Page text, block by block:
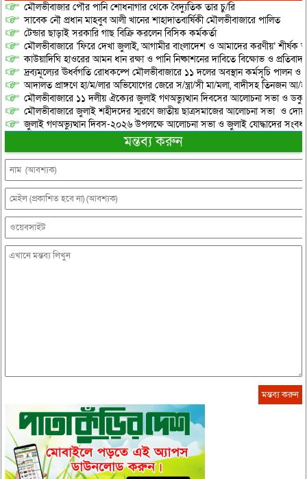
মৌলভীবাজার পৌর পানি শোধনাগার থেকে বৈদ্যুতিক তার চু/রি
সাবেক নৌ প্রধান মাহবুব আলী খানের শাহাদাতবার্ষিকী মৌলভীবাজারে পালিত
টেন্ডার ছাড়াই সরকারি গাছ বিক্রি করলেন বিসিক কর্মকর্তা
মৌলভীবাজারে ‘ফিরে দেখা জুলাই, আগামীর বাংলাদেশ ও আমাদের করণীয়’ শীর্ষক
কাউয়াদিঘি হাওরের আমন ধান রক্ষা ও পানি নিষ্কাশনের দাবিতে বিক্ষোভ ও
দ্রব্যমূল্যের ঊর্ধ্বগতি রোধকল্পে মৌলভীবাজারে ১১ দলের অবস্থান কর্মসূচি পালন ও
আদালত প্রাঙ্গণে হা/ম/লার অভিযোগের জেরে স/ন্ত্রা/সী মা/মলা, বাদীসহ তিনজন আ/
মৌলভীবাজারে ১১ দলীয় ঐক্যের জুলাই গণঅভ্যুত্থান দিবসের আলোচনা সভা ও
মৌলভীবাজারে জুলাই শহীদদের স্মরণে জাতীয় ছাত্রসমাজের আলোচনা সভা ও
জুলাই গণঅভ্যুত্থান দিবস-২০২৬ উপলক্ষে আলোচনা সভা ও জুলাই যোদ্ধাদের
মন্তব্য করুন